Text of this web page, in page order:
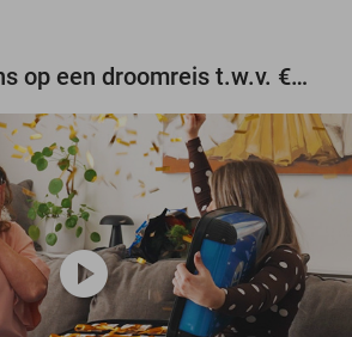
Maak gratis kans op een droomreis t.w.v. €3.000!
play_circle